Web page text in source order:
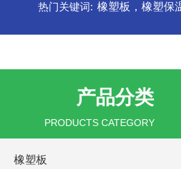
热门关键词:
产品分类
PRODUCTS CATEGORY
橡塑板